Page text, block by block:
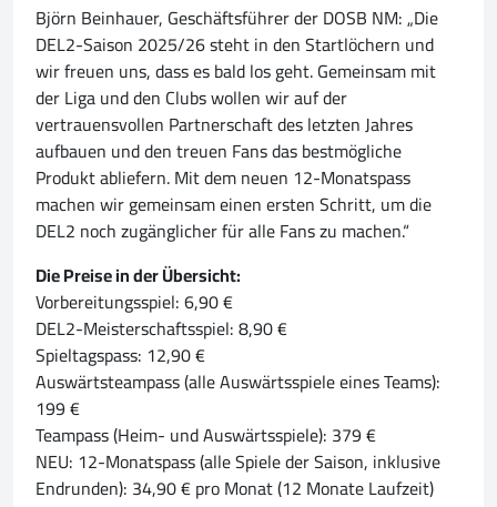
Björn Beinhauer, Geschäftsführer der DOSB NM: „Die
DEL2-Saison 2025/26 steht in den Startlöchern und
wir freuen uns, dass es bald los geht. Gemeinsam mit
der Liga und den Clubs wollen wir auf der
vertrauensvollen Partnerschaft des letzten Jahres
aufbauen und den treuen Fans das bestmögliche
Produkt abliefern. Mit dem neuen 12-Monatspass
machen wir gemeinsam einen ersten Schritt, um die
DEL2 noch zugänglicher für alle Fans zu machen.“
Die Preise in der Übersicht:
Vorbereitungsspiel: 6,90 €
DEL2-Meisterschaftsspiel: 8,90 €
Spieltagspass: 12,90 €
Auswärtsteampass (alle Auswärtsspiele eines Teams):
199 €
Teampass (Heim- und Auswärtsspiele): 379 €
NEU: 12-Monatspass (alle Spiele der Saison, inklusive
Endrunden): 34,90 € pro Monat (12 Monate Laufzeit)